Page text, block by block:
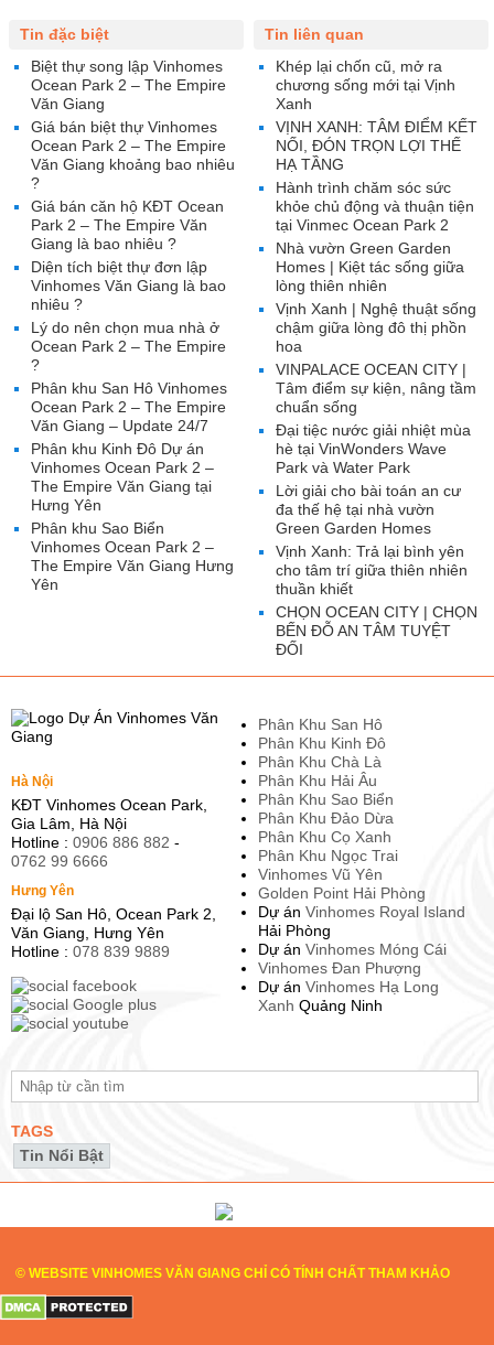
Tin liên quan
Khép lại chốn cũ, mở ra
chương sống mới tại Vịnh
Xanh
VỊNH XANH: TÂM ĐIỂM KẾT
NỐI, ĐÓN TRỌN LỢI THẾ
HẠ TẦNG
Hành trình chăm sóc sức
khỏe chủ động và thuận tiện
tại Vinmec Ocean Park 2
Nhà vườn Green Garden
Homes | Kiệt tác sống giữa
lòng thiên nhiên
Vịnh Xanh | Nghệ thuật sống
chậm giữa lòng đô thị phồn
hoa
VINPALACE OCEAN CITY |
Tâm điểm sự kiện, nâng tầm
chuẩn sống
Đại tiệc nước giải nhiệt mùa
hè tại VinWonders Wave
Park và Water Park
Lời giải cho bài toán an cư
đa thế hệ tại nhà vườn
Green Garden Homes
Vịnh Xanh: Trả lại bình yên
cho tâm trí giữa thiên nhiên
thuần khiết
CHỌN OCEAN CITY | CHỌN
BẾN ĐỖ AN TÂM TUYỆT
ĐỐI
Tin đặc biệt
Biệt thự song lập Vinhomes
Ocean Park 2 – The Empire
Văn Giang
Giá bán biệt thự Vinhomes
Ocean Park 2 – The Empire
Văn Giang khoảng bao nhiêu
?
Giá bán căn hộ KĐT Ocean
Park 2 – The Empire Văn
Giang là bao nhiêu ?
Diện tích biệt thự đơn lập
Vinhomes Văn Giang là bao
nhiêu ?
Lý do nên chọn mua nhà ở
Ocean Park 2 – The Empire
?
Phân khu San Hô Vinhomes
Ocean Park 2 – The Empire
Văn Giang – Update 24/7
Phân khu Kinh Đô Dự án
Vinhomes Ocean Park 2 –
The Empire Văn Giang tại
Hưng Yên
Phân khu Sao Biển
Vinhomes Ocean Park 2 –
The Empire Văn Giang Hưng
Yên
Hà Nội
KĐT Vinhomes Ocean Park,
Gia Lâm, Hà Nội
Hotline : 0906 886 882 -
0762 99 6666
Hưng Yên
Đại lộ San Hô, Ocean Park 2,
Văn Giang, Hưng Yên
Hotline : 078 839 9889
Phân Khu San Hô
Phân Khu Kinh Đô
Phân Khu Chà Là
Phân Khu Hải Âu
Phân Khu Sao Biển
Phân Khu Đảo Dừa
Phân Khu Cọ Xanh
Phân Khu Ngọc Trai
Vinhomes Vũ Yên
Golden Point Hải Phòng
Dự án Vinhomes Royal Island
Hải Phòng
Dự án Vinhomes Móng Cái
Vinhomes Đan Phượng
Dự án Vinhomes Hạ Long
Xanh Quảng Ninh
TAGS
Tin Nổi Bật
© WEBSITE VINHOMES VĂN GIANG CHỈ CÓ TÍNH CHẤT THAM KHẢO